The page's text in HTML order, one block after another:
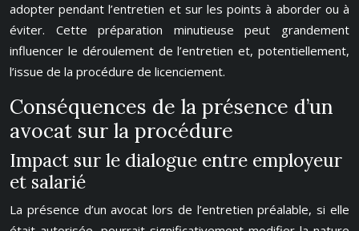
adopter pendant l’entretien et sur les points à aborder ou à
éviter. Cette préparation minutieuse peut grandement
influencer le déroulement de l’entretien et, potentiellement,
l’issue de la procédure de licenciement.
Conséquences de la présence d’un
avocat sur la procédure
Impact sur le dialogue entre employeur
et salarié
La présence d’un avocat lors de l’entretien préalable, si elle